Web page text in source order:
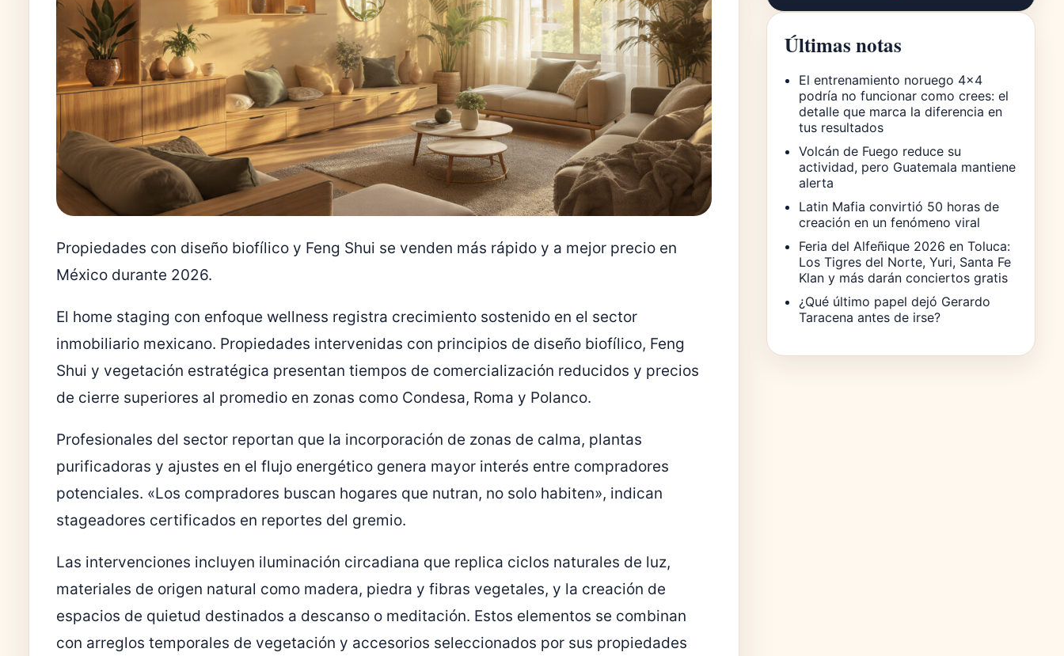
Propiedades con diseño biofílico y Feng Shui se venden más rápido y a mejor precio en
México durante 2026.
El home staging con enfoque wellness registra crecimiento sostenido en el sector
inmobiliario mexicano. Propiedades intervenidas con principios de diseño biofílico, Feng
Shui y vegetación estratégica presentan tiempos de comercialización reducidos y precios
de cierre superiores al promedio en zonas como Condesa, Roma y Polanco.
Profesionales del sector reportan que la incorporación de zonas de calma, plantas
purificadoras y ajustes en el flujo energético genera mayor interés entre compradores
potenciales. «Los compradores buscan hogares que nutran, no solo habiten», indican
stageadores certificados en reportes del gremio.
Las intervenciones incluyen iluminación circadiana que replica ciclos naturales de luz,
materiales de origen natural como madera, piedra y fibras vegetales, y la creación de
espacios de quietud destinados a descanso o meditación. Estos elementos se combinan
con arreglos temporales de vegetación y accesorios seleccionados por sus propiedades
Últimas notas
El entrenamiento noruego 4×4
podría no funcionar como crees: el
detalle que marca la diferencia en
tus resultados
Volcán de Fuego reduce su
actividad, pero Guatemala mantiene
alerta
Latin Mafia convirtió 50 horas de
creación en un fenómeno viral
Feria del Alfeñique 2026 en Toluca:
Los Tigres del Norte, Yuri, Santa Fe
Klan y más darán conciertos gratis
¿Qué último papel dejó Gerardo
Taracena antes de irse?